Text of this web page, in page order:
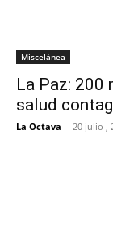
Miscelánea
La Paz: 200
salud
La Octava - 20 julio ,